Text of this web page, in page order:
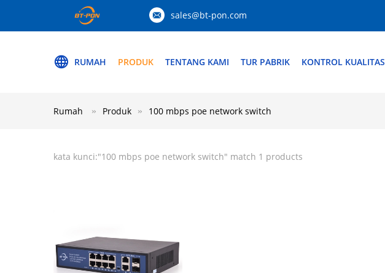
sales@bt-pon.com
RUMAH PRODUK TENTANG KAMI TUR PABRIK KONTROL KUALITAS
Rumah Produk 100 mbps poe network switch
kata kunci:"100 mbps poe network switch" match 1 products